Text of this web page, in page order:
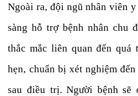
Ngoài ra, đội ngũ nhân viên
sàng hỗ trợ bệnh nhân chu
thắc mắc liên quan đến
hẹn, chuẩn bị xét nghiệm
sau điều trị. Người bệnh